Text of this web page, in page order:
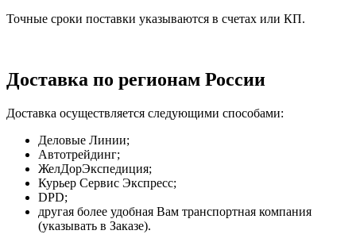
Точные сроки поставки указываются в счетах или КП.
Доставка по регионам России
Доставка осуществляется следующими способами:
Деловые Линии;
Автотрейдинг;
ЖелДорЭкспедиция;
Курьер Сервис Экспресс;
DPD;
другая более удобная Вам транспортная компания
(указывать в Заказе).